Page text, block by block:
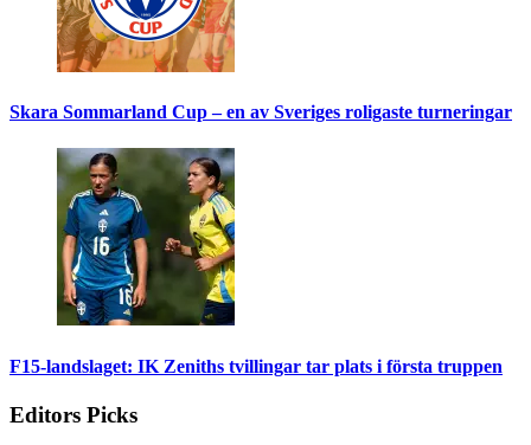
Skara Sommarland Cup – en av Sveriges roligaste turneringar
F15-landslaget: IK Zeniths tvillingar tar plats i första truppen
Editors Picks